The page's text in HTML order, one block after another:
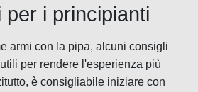
per i principianti
armi con la pipa, alcuni consigli
per rendere l'esperienza più
è consigliabile iniziare con